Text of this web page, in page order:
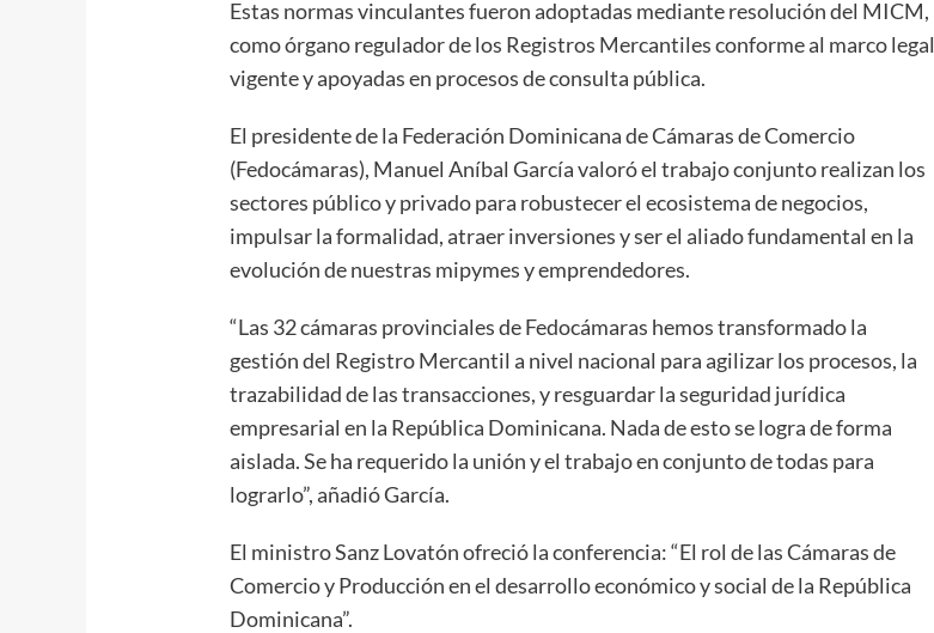
Estas normas vinculantes fueron adoptadas mediante resolución del MICM,
como órgano regulador de los Registros Mercantiles conforme al marco legal
vigente y apoyadas en procesos de consulta pública.
El presidente de la Federación Dominicana de Cámaras de Comercio
(Fedocámaras), Manuel Aníbal García valoró el trabajo conjunto realizan los
sectores público y privado para robustecer el ecosistema de negocios,
impulsar la formalidad, atraer inversiones y ser el aliado fundamental en la
evolución de nuestras mipymes y emprendedores.
“Las 32 cámaras provinciales de Fedocámaras hemos transformado la
gestión del Registro Mercantil a nivel nacional para agilizar los procesos, la
trazabilidad de las transacciones, y resguardar la seguridad jurídica
empresarial en la República Dominicana. Nada de esto se logra de forma
aislada. Se ha requerido la unión y el trabajo en conjunto de todas para
lograrlo”, añadió García.
El ministro Sanz Lovatón ofreció la conferencia: “El rol de las Cámaras de
Comercio y Producción en el desarrollo económico y social de la República
Dominicana”.